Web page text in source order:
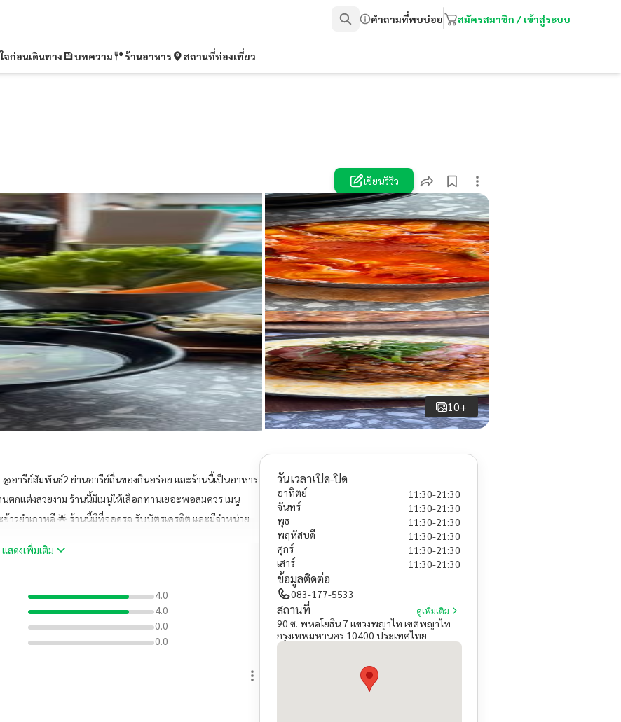
คำถามที่พบบ่อย สมัครสมาชิก / เข้าสู่ระบบ
จก่อนเดินทาง บทความ ร้านอาหาร สถานที่ท่องเที่ยว
เขียนรีวิว
10+
@อารีย์สัมพันธ์2 ย่านอารีย์ถิ่นของกินอร่อย และร้านนี้เป็นอาหาร
กแต่งสวยงาม ร้านนี้มีเมนูให้เลือกทานเยอะพอสมควร เมนู
วยำเกาหลี 🌟 ร้านนี้มีที่จอดรถ รับบัตรเครดิต และมีจำหน่าย
แสดงเพิ่มเติม
4.0
4.0
0.0
0.0
วันเวลาเปิด-ปิด
อาทิตย์ 11:30-21:30
จันทร์
11:30-21:30
พุธ
11:30-21:30
พฤหัสบดี
11:30-21:30
ศุกร์
11:30-21:30
เสาร์
11:30-21:30
ข้อมูลติดต่อ
083-177-5533
สถานที่ ดูเพิ่มเติม
90 ซ. พหลโยธิน 7 แขวงพญาไท เขตพญาไท
กรุงเทพมหานคร 10400 ประเทศไทย